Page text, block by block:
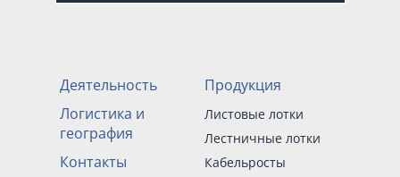
Деятельность
Логистика и
география
Контакты
Продукция
Листовые лотки
Лестничные лотки
Кабельросты